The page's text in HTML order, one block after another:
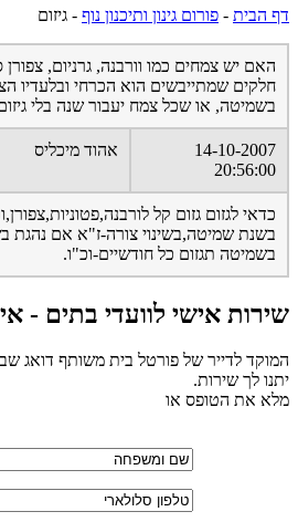
דף הבית - פורום גינון ותיכנון נוף - גיזום
האם יש צמחים כמו וורבנה, גרניום, צפורן
חלקים שמתייבשים הוא הכרחי ובלעדיו
בשמיטה, או שכל צמח יעבור שנה בלי
14-10-2007
20:56:00
אהוד מיכליס
כדאי לגזום גזום קל
בשנת שמיטה,בשינוי צורה-ז"א אם נהגת
בשמיטה תגזום כל חודשיים-וכ"ו.
שירות אישי לוועדי בתים -
המוקד לדייר של פורטל בית משותף דואג
יתנו לך שירות.
מלא את הטופס או